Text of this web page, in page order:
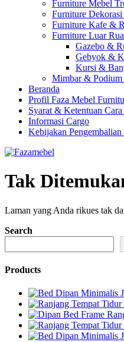
Furniture Mebel
Furniture Dekorasi
Furniture Kafe &
Furniture Luar
Gazebo &
Gebyok &
Kursi &
Mimbar &
Beranda
Profil Faza Mebel
Syarat & Ketentuan Cara
Informasi Cargo
Kebijakan
Tak
Laman yang Anda rikues tak
Search
Products